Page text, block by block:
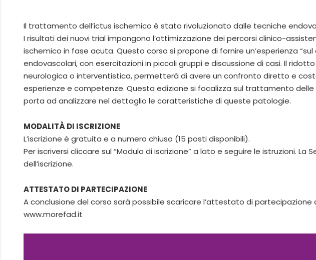
Il trattamento dell’ictus ischemico è stato rivoluzionato dalle tecniche
I risultati dei nuovi trial impongono l’ottimizzazione dei percorsi clinico-
ischemico in fase acuta. Questo corso si propone di fornire un’esperienza
endovascolari, con esercitazioni in piccoli gruppi e discussione di casi. Il
neurologica o interventistica, permetterà di avere un confronto diretto e
esperienze e competenze. Questa edizione si focalizza sul trattamento
porta ad analizzare nel dettaglio le caratteristiche di queste patologie.
MODALITÀ DI ISCRIZIONE
L’iscrizione è gratuita e a numero chiuso (15 posti disponibili).
Per iscriversi cliccare sul “Modulo di iscrizione” a lato e seguire le istruzioni.
dell’iscrizione.
ATTESTATO DI PARTECIPAZIONE
A conclusione del corso sarà possibile scaricare l’attestato di
www.morefad.it